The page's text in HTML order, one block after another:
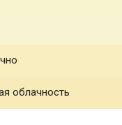
облачность